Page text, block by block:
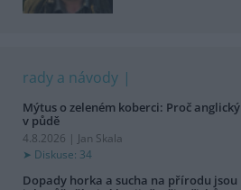
rady a návody
Mýtus o zeleném koberci: Proč
v půdě
4.8.2026 | Jan Skala
Diskuse: 34
Dopady horka a sucha na přírodu jsou